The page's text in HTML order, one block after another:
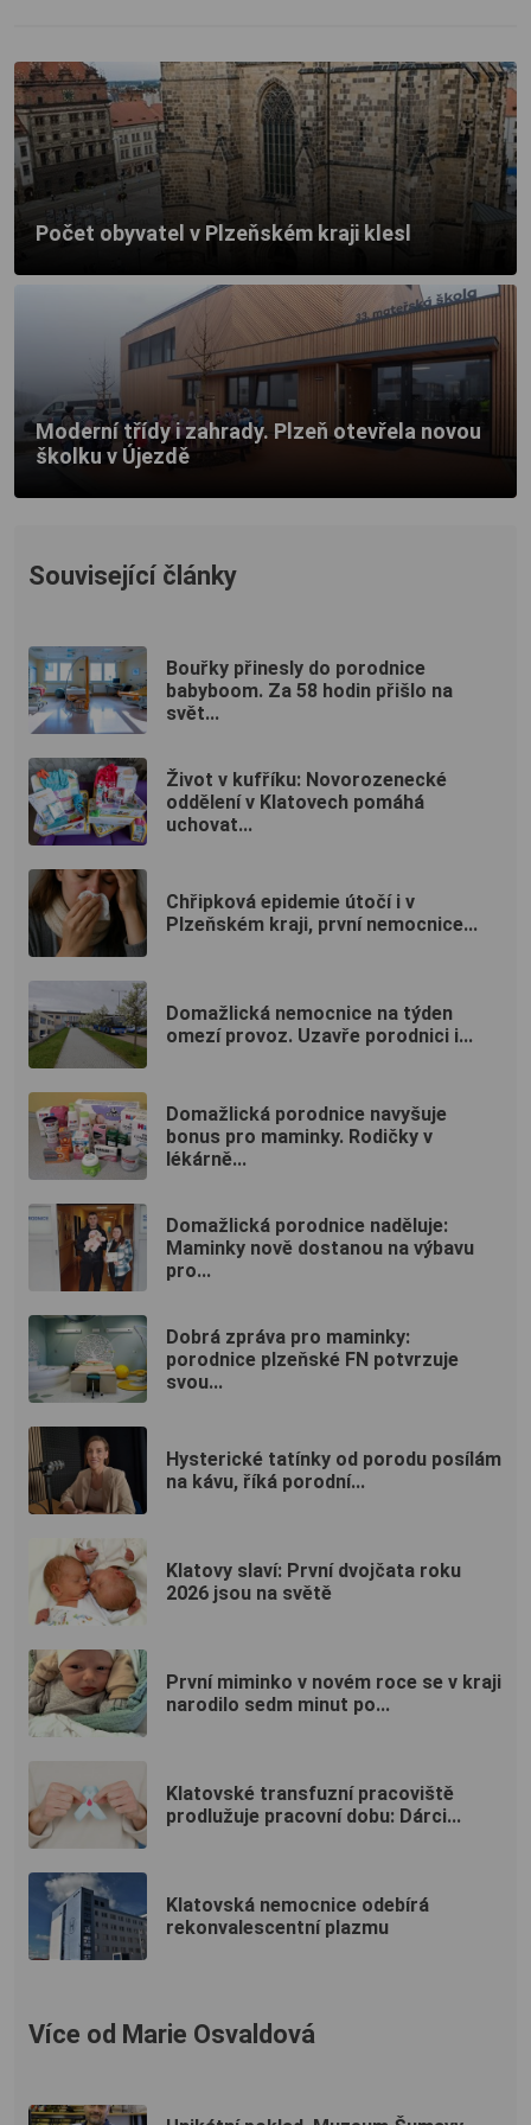
Počet obyvatel v Plzeňském kraji klesl
Moderní třídy i zahrady. Plzeň otevřela novou
školku v Újezdě
Související články
Bouřky přinesly do porodnice
babyboom. Za 58 hodin přišlo na
svět...
Život v kufříku: Novorozenecké
oddělení v Klatovech pomáhá
uchovat...
Chřipková epidemie útočí i v
Plzeňském kraji, první nemocnice...
Domažlická nemocnice na týden
omezí provoz. Uzavře porodnici i...
Domažlická porodnice navyšuje
bonus pro maminky. Rodičky v
lékárně...
Domažlická porodnice naděluje:
Maminky nově dostanou na výbavu
pro...
Dobrá zpráva pro maminky:
porodnice plzeňské FN potvrzuje
svou...
Hysterické tatínky od porodu posílám
na kávu, říká porodní...
Klatovy slaví: První dvojčata roku
2026 jsou na světě
První miminko v novém roce se v kraji
narodilo sedm minut po...
Klatovské transfuzní pracoviště
prodlužuje pracovní dobu: Dárci...
Klatovská nemocnice odebírá
rekonvalescentní plazmu
Více od Marie Osvaldová